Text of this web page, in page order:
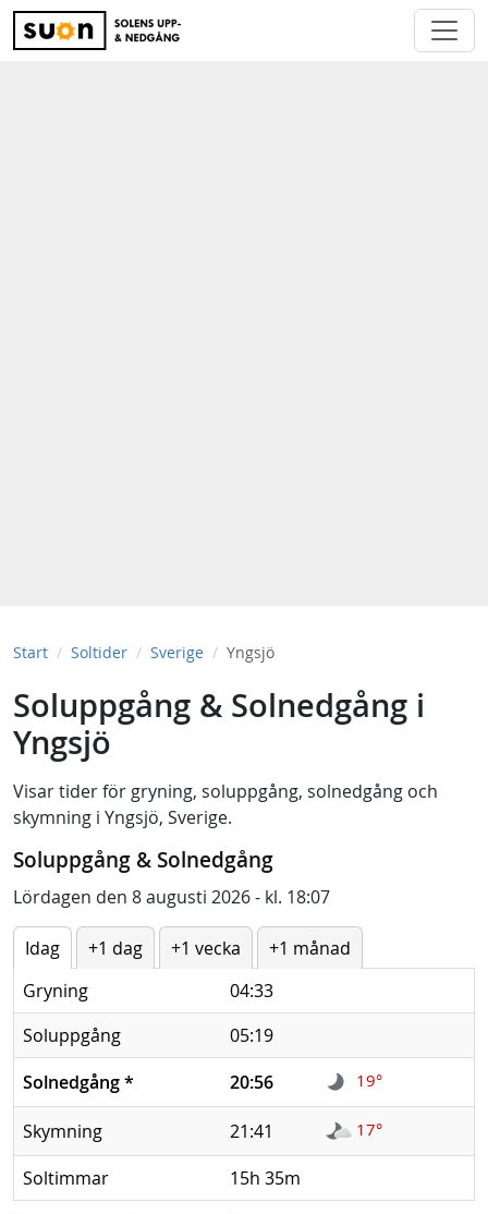
Start Soltider Sverige Yngsjö
Soluppgång & Solnedgång i
Yngsjö
Visar tider för gryning, soluppgång, solnedgång och
skymning i Yngsjö, Sverige.
Soluppgång & Solnedgång
Lördagen den 8 augusti 2026 - kl. 18:07
Idag +1 dag +1 vecka
+1 månad
Gryning
04:33
Soluppgång
05:19
Solnedgång* 20:56 19°
Skymning 21:41 17°
Soltimmar 15h 35m